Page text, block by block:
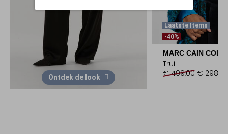
Ontdek de look
Laatste Items
-40%
MARC CAIN
Trui
€ 499,00 € 298,99